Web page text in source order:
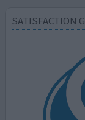
SATISFACTION